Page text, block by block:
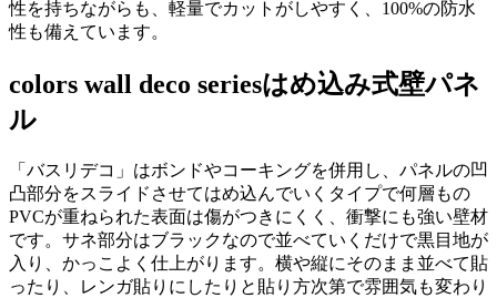
性を持ちながらも、軽量でカットがしやすく、100%の防水
性も備えています。
colors wall deco seriesはめ込み式壁パネ
ル
「バスリデコ」はボンドやコーキングを併用し、パネルの凹
凸部分をスライドさせてはめ込んでいくタイプで何層もの
PVCが重ねられた表面は傷がつきにくく、衝撃にも強い壁材
です。サネ部分はブラックなので並べていくだけで黒目地が
入り、かっこよく仕上がります。横や縦にそのまま並べて貼
ったり、レンガ貼りにしたりと貼り方次第で雰囲気も変わり